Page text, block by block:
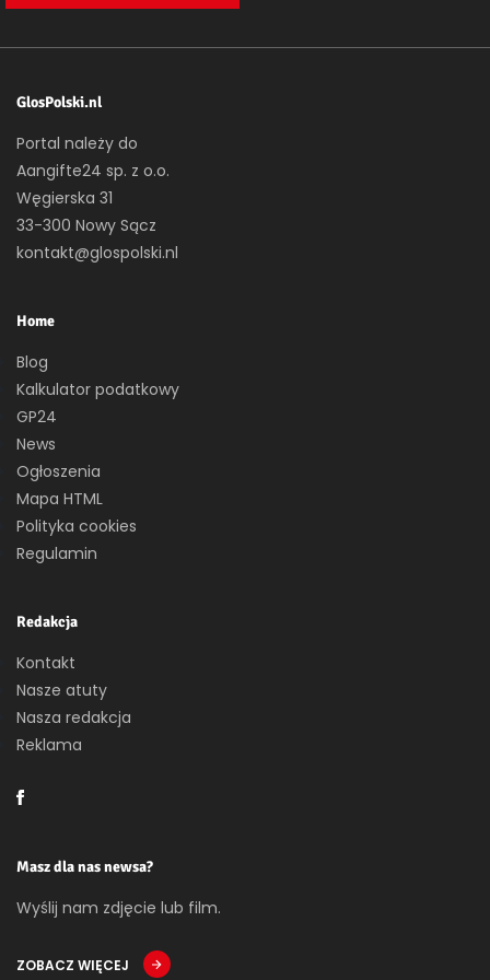
GlosPolski.nl
Portal należy do
Aangifte24 sp. z o.o.
Węgierska 31
33-300 Nowy Sącz
kontakt@glospolski.nl
Home
Blog
Kalkulator podatkowy
GP24
News
Ogłoszenia
Mapa HTML
Polityka cookies
Regulamin
Redakcja
Kontakt
Nasze atuty
Nasza redakcja
Reklama
Masz dla nas newsa?
Wyślij nam zdjęcie lub film.
ZOBACZ WIĘCEJ